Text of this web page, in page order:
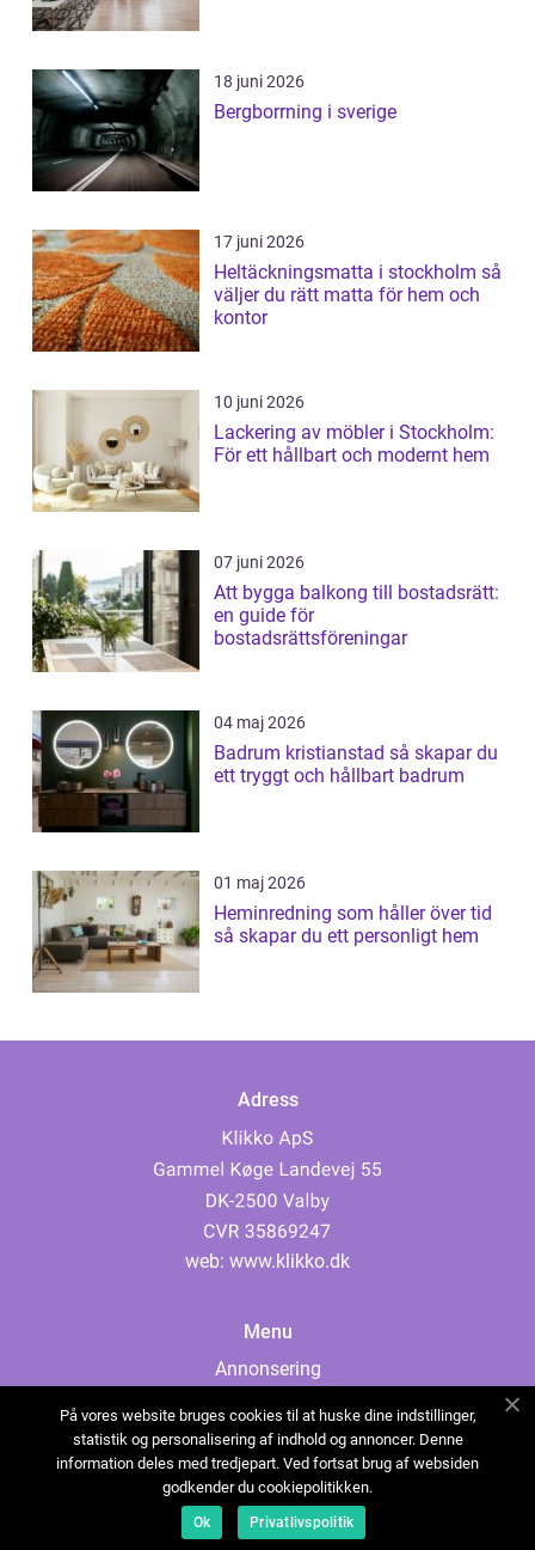
18 juni 2026
Bergborrning i sverige
17 juni 2026
Heltäckningsmatta i stockholm så
väljer du rätt matta för hem och
kontor
10 juni 2026
Lackering av möbler i Stockholm:
För ett hållbart och modernt hem
07 juni 2026
Att bygga balkong till bostadsrätt:
en guide för
bostadsrättsföreningar
04 maj 2026
Badrum kristianstad så skapar du
ett tryggt och hållbart badrum
01 maj 2026
Heminredning som håller över tid
så skapar du ett personligt hem
Adress
web: www.klikko.dk
Menu
Annonsering
Cookies
Kontakta oss
Sitemap
På vores website bruges cookies til at huske dine indstillinger,
statistik og personalisering af indhold og annoncer. Denne
information deles med tredjepart. Ved fortsat brug af websiden
godkender du cookiepolitikken.
Ok Privatlivspolitik